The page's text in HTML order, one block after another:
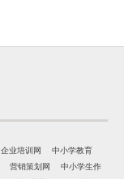
企业培训网
中小学教育
营销策划网
中小学生作